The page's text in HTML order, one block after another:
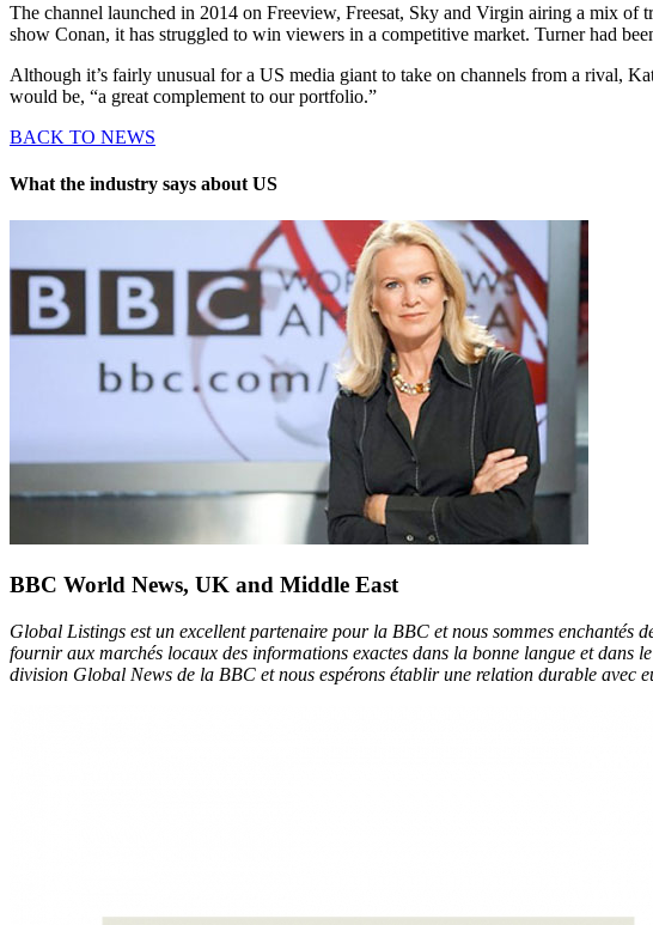
The channel launched in 2014 on Freeview, Freesat, Sky and Virgin airing a mix of
show Conan, it has struggled to win viewers in a competitive market. Turner had
Although it’s fairly unusual for a US media giant to take on channels from a rival,
would be, “a great complement to our portfolio.”
BACK TO NEWS
What the industry says about US
BBC World News, UK and Middle East
Global Listings est un excellent partenaire pour la BBC et nous sommes
fournir aux marchés locaux des informations exactes dans la bonne langue et
division Global News de la BBC et nous espérons établir une relation durable avec